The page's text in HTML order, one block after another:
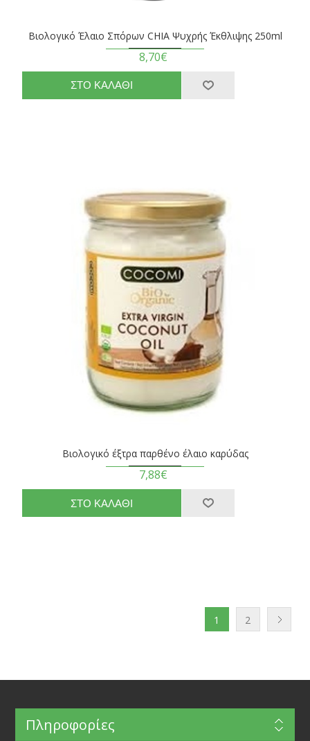
Βιολογικό Έλαιο Σπόρων CHIA Ψυχρής Έκθλιψης 250ml
8,70€
Βιολογικό έξτρα παρθένο έλαιο καρύδας
7,88€
1 2
Πληροφορίες